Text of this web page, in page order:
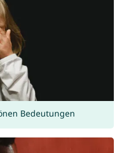
Bedeutungen